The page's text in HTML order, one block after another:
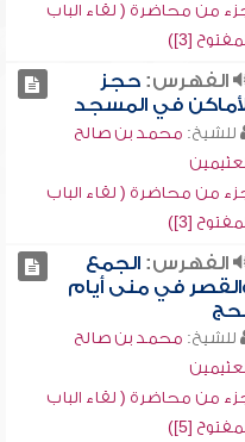
من محاضرة ( لقاء الباب
[3])
الفهرس:حجز
في المسجد
للشيخ: محمد بن صالح
من محاضرة ( لقاء الباب
[3])
الفهرس:الجمع
في منى أيام
للشيخ: محمد بن صالح
من محاضرة ( لقاء الباب
[5])